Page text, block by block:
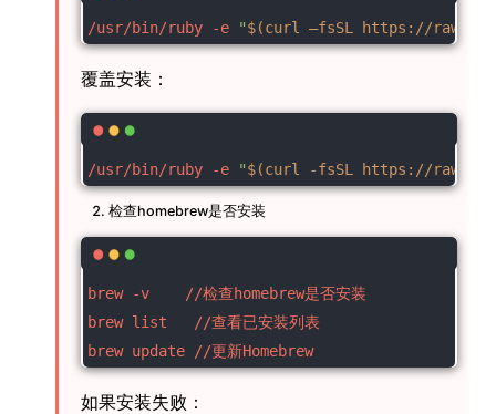
/usr/bin/ruby -e "$(curl –fsSL https://
覆盖安装：
/usr/bin/ruby -e "$(curl -fsSL https://
检查homebrew是否安装
brew -v    //检查homebrew是否安装
brew list   //查看已安装列表
brew update //更新Homebrew
如果安装失败：